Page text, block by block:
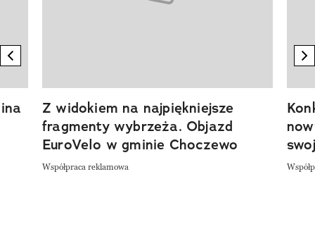
previous element
Z widokiem na najpiękniejsze
fragmenty wybrzeża. Objazd
EuroVelo w gminie Choczewo
Współpraca reklamowa